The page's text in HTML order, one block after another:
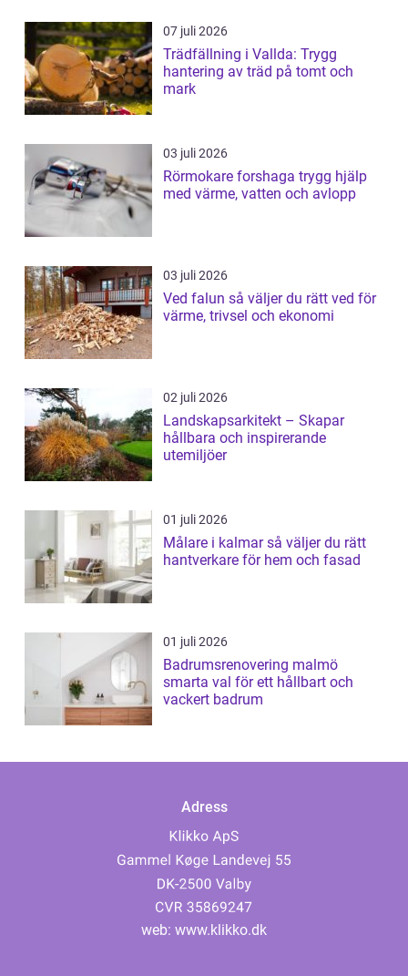
07 juli 2026
Trädfällning i Vallda: Trygg
hantering av träd på tomt och
mark
03 juli 2026
Rörmokare forshaga trygg hjälp
med värme, vatten och avlopp
03 juli 2026
Ved falun så väljer du rätt ved för
värme, trivsel och ekonomi
02 juli 2026
Landskapsarkitekt – Skapar
hållbara och inspirerande
utemiljöer
01 juli 2026
Målare i kalmar så väljer du rätt
hantverkare för hem och fasad
01 juli 2026
Badrumsrenovering malmö
smarta val för ett hållbart och
vackert badrum
Adress
web: www.klikko.dk